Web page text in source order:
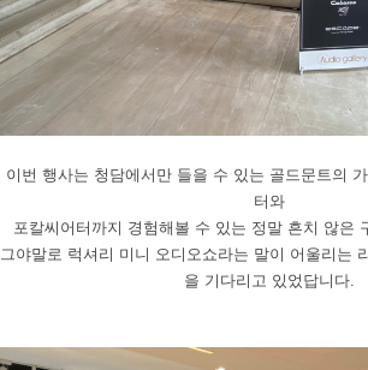
이번 행사는 청담에서만 들을 수 있는 골드문트의
터와
포칼씨어터까지 경험해볼 수 있는 정말 흔치 않은
그야말로 럭셔리 미니 오디오쇼라는 말이 어울리는
을 기다리고 있었답니다.